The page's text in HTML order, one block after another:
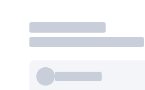
İşlem Yap